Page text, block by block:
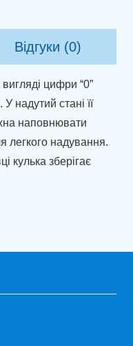
Відгуки (0)
цифри “0”
надутий стані її
наповнювати
легкого надування.
кулька зберігає